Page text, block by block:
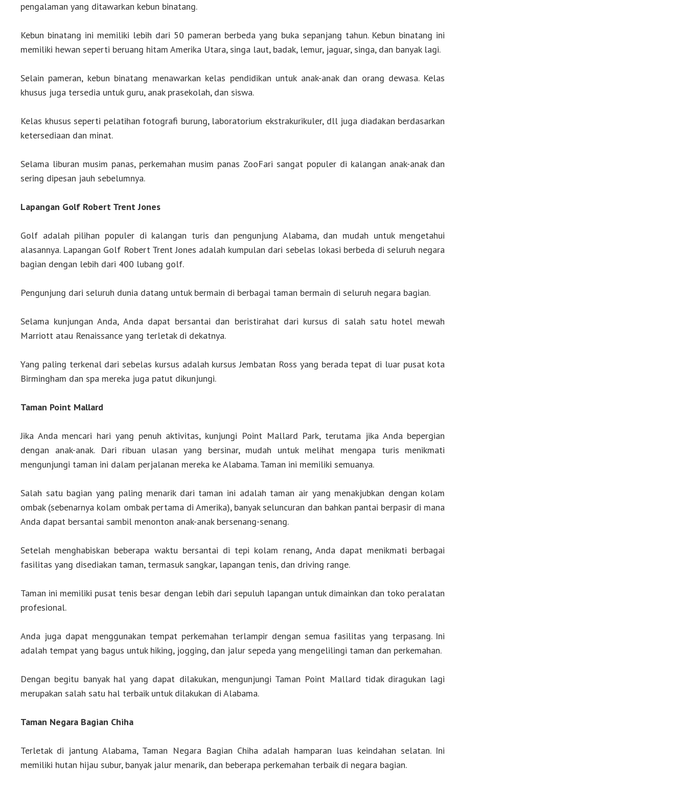
pengalaman yang ditawarkan kebun binatang.
Kebun binatang ini memiliki lebih dari 50 pameran berbeda yang buka sepanjang tahun. Kebun binatang ini
memiliki hewan seperti beruang hitam Amerika Utara, singa laut, badak, lemur, jaguar, singa, dan banyak lagi.
Selain pameran, kebun binatang menawarkan kelas pendidikan untuk anak-anak dan orang dewasa. Kelas
khusus juga tersedia untuk guru, anak prasekolah, dan siswa.
Kelas khusus seperti pelatihan fotografi burung, laboratorium ekstrakurikuler, dll juga diadakan berdasarkan
ketersediaan dan minat.
Selama liburan musim panas, perkemahan musim panas ZooFari sangat populer di kalangan anak-anak dan
sering dipesan jauh sebelumnya.
Lapangan Golf Robert Trent Jones
Golf adalah pilihan populer di kalangan turis dan pengunjung Alabama, dan mudah untuk mengetahui
alasannya. Lapangan Golf Robert Trent Jones adalah kumpulan dari sebelas lokasi berbeda di seluruh negara
bagian dengan lebih dari 400 lubang golf.
Pengunjung dari seluruh dunia datang untuk bermain di berbagai taman bermain di seluruh negara bagian.
Selama kunjungan Anda, Anda dapat bersantai dan beristirahat dari kursus di salah satu hotel mewah
Marriott atau Renaissance yang terletak di dekatnya.
Yang paling terkenal dari sebelas kursus adalah kursus Jembatan Ross yang berada tepat di luar pusat kota
Birmingham dan spa mereka juga patut dikunjungi.
Taman Point Mallard
Jika Anda mencari hari yang penuh aktivitas, kunjungi Point Mallard Park, terutama jika Anda bepergian
dengan anak-anak. Dari ribuan ulasan yang bersinar, mudah untuk melihat mengapa turis menikmati
mengunjungi taman ini dalam perjalanan mereka ke Alabama. Taman ini memiliki semuanya.
Salah satu bagian yang paling menarik dari taman ini adalah taman air yang menakjubkan dengan kolam
ombak (sebenarnya kolam ombak pertama di Amerika), banyak seluncuran dan bahkan pantai berpasir di mana
Anda dapat bersantai sambil menonton anak-anak bersenang-senang.
Setelah menghabiskan beberapa waktu bersantai di tepi kolam renang, Anda dapat menikmati berbagai
fasilitas yang disediakan taman, termasuk sangkar, lapangan tenis, dan driving range.
Taman ini memiliki pusat tenis besar dengan lebih dari sepuluh lapangan untuk dimainkan dan toko peralatan
profesional.
Anda juga dapat menggunakan tempat perkemahan terlampir dengan semua fasilitas yang terpasang. Ini
adalah tempat yang bagus untuk hiking, jogging, dan jalur sepeda yang mengelilingi taman dan perkemahan.
Dengan begitu banyak hal yang dapat dilakukan, mengunjungi Taman Point Mallard tidak diragukan lagi
merupakan salah satu hal terbaik untuk dilakukan di Alabama.
Taman Negara Bagian Chiha
Terletak di jantung Alabama, Taman Negara Bagian Chiha adalah hamparan luas keindahan selatan. Ini
memiliki hutan hijau subur, banyak jalur menarik, dan beberapa perkemahan terbaik di negara bagian.